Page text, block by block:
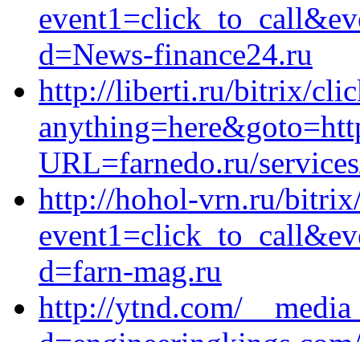
d=News-finance24.ru
http://liberti.ru/bitrix/
URL=farnedo.ru/
http://hohol-vrn.ru/
d=farn-mag.ru
http://ytnd.com/